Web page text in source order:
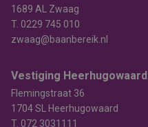
1689 AL Zwaag
T. 0229 745 010
zwaag@baanbereik.nl
Vestiging Heerhugowaard
Flemingstraat 36
1704 SL Heerhugowaard
T. 072 3031111